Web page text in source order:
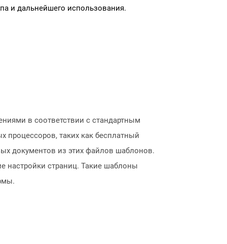
и дальнейшего использования.
в соответствии с стандартным
процессоров, таких как бесплатный
документов из этих файлов шаблонов.
настройки страниц. Такие шаблоны